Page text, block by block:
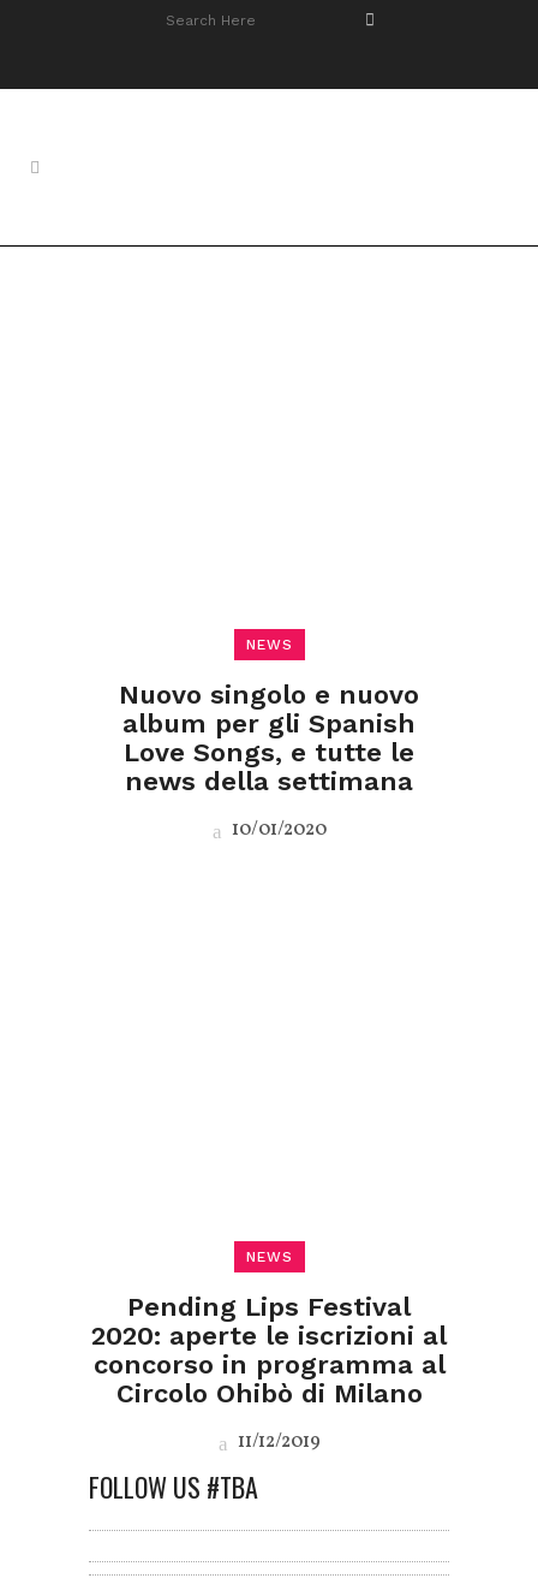
NEWS
Nuovo singolo e nuovo
album per gli Spanish
Love Songs, e tutte le
news della settimana
10/01/2020
NEWS
Pending Lips Festival
2020: aperte le iscrizioni al
concorso in programma al
Circolo Ohibò di Milano
11/12/2019
FOLLOW US #TBA